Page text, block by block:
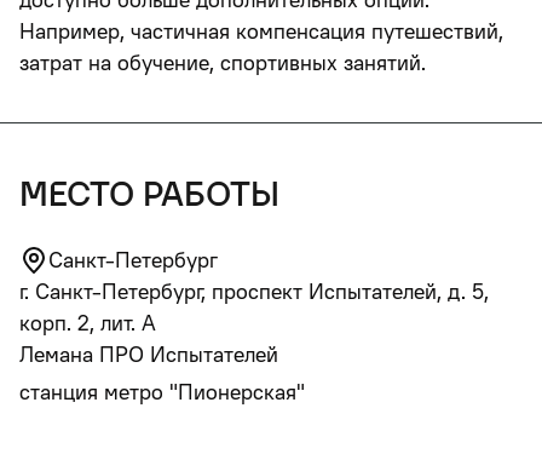
Например, частичная компенсация путешествий,
затрат на обучение, спортивных занятий.
место работы
Санкт-Петербург
г. Санкт-Петербург, проспект Испытателей, д. 5,
корп. 2, лит. А
Лемана ПРО Испытателей
станция метро "Пионерская"